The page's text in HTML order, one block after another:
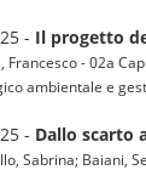
- Il progetto
Francesco - 02a
ambientale e
- Dallo scarto
Sabrina; Baiani,